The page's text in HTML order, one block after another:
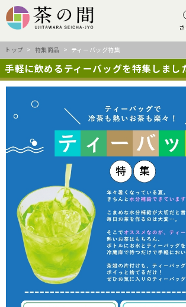
トップ > 特集商品 > ティーバッグ特集
手軽に飲めるティーバッグを特集しまし